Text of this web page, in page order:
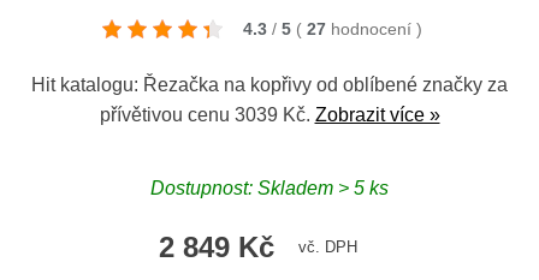
4.3 / 5 ( 27 hodnocení )
Hit katalogu: Řezačka na kopřivy od oblíbené značky za
přívětivou cenu 3039 Kč. Zobrazit více »
Dostupnost: Skladem > 5 ks
2 849 Kč vč. DPH